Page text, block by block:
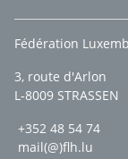
Fédération
3, route d'Arlon
L-8009 STRASSEN
+352 48 54 74
mail(@)flh.lu